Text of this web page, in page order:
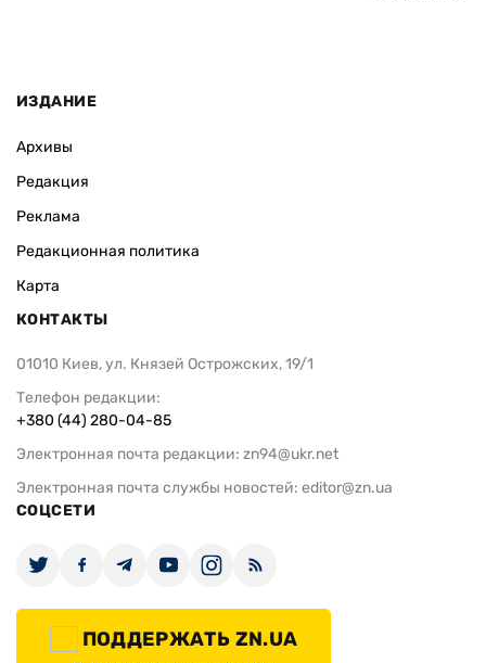
ИЗДАНИЕ
Архивы
Редакция
Реклама
Редакционная политика
Карта
КОНТАКТЫ
01010 Киев, ул. Князей Острожских, 19/1
Телефон редакции:
+380 (44) 280-04-85
Электронная почта редакции: zn94@ukr.net
Электронная почта службы новостей: editor@zn.ua
СОЦСЕТИ
ПОДДЕРЖАТЬ ZN.UA